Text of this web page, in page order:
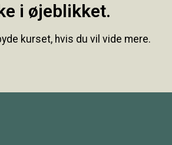
i øjeblikket.
kurset, hvis du vil vide mere.